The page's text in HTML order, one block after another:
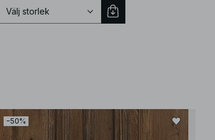
XS
Välj storlek
−50%